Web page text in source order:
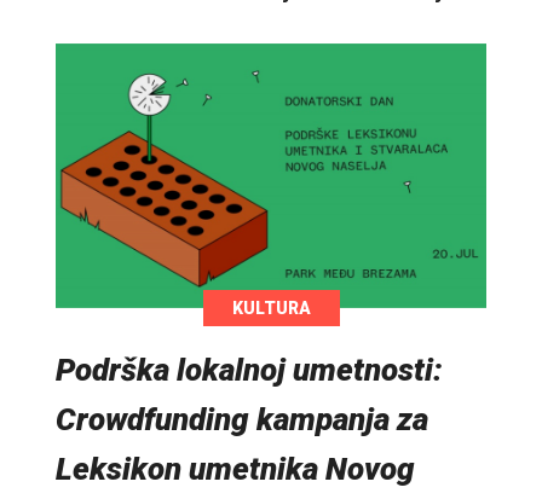
KULTURA
Podrška lokalnoj umetnosti:
Crowdfunding kampanja za
Leksikon umetnika Novog